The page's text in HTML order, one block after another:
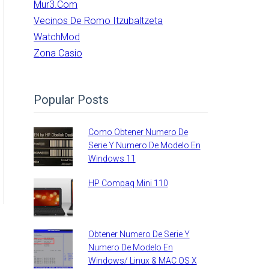
Mur3.com
Vecinos De Romo Itzubaltzeta
WatchMod
Zona Casio
Popular Posts
Como Obtener Numero De
Serie Y Numero De Modelo En
Windows 11
HP Compaq Mini 110
Obtener Numero De Serie Y
Numero De Modelo En
Windows/ Linux & MAC OS X